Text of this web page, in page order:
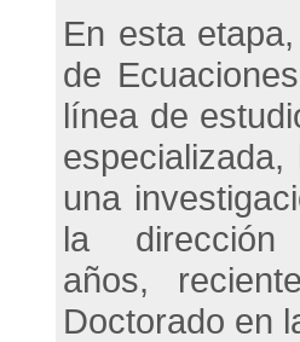
En esta
de
línea de
una
la
años,
Doctorado en